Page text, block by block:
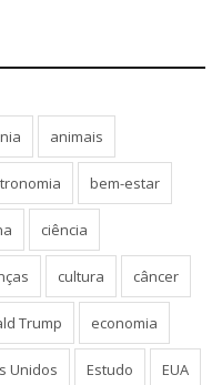
animais
bem-estar
ciência
cultura câncer
Trump economia
Unidos Estudo EUA